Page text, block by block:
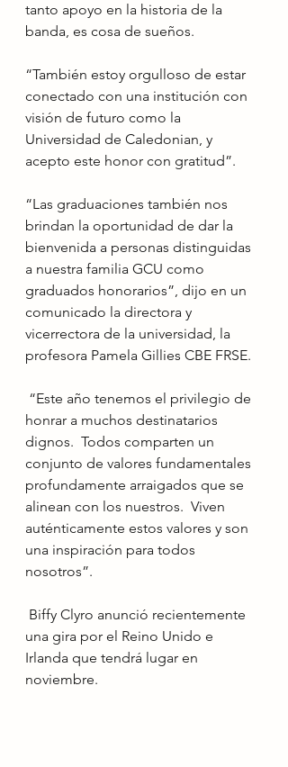
tanto apoyo en la historia de la
banda, es cosa de sueños.
“También estoy orgulloso de estar
conectado con una institución con
visión de futuro como la
Universidad de Caledonian, y
acepto este honor con gratitud”.
“Las graduaciones también nos
brindan la oportunidad de dar la
bienvenida a personas distinguidas
a nuestra familia GCU como
graduados honorarios”, dijo en un
comunicado la directora y
vicerrectora de la universidad, la
profesora Pamela Gillies CBE FRSE.
honrar a muchos destinatarios
dignos.  Todos comparten un
conjunto de valores fundamentales
profundamente arraigados que se
alinean con los nuestros.  Viven
auténticamente estos valores y son
una inspiración para todos
nosotros”.
una gira por el Reino Unido e
Irlanda que tendrá lugar en
noviembre.